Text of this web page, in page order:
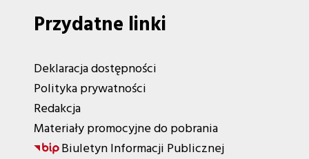
Przydatne linki
Deklaracja dostępności
Polityka prywatności
Redakcja
Materiały promocyjne do pobrania
Biuletyn Informacji Publicznej